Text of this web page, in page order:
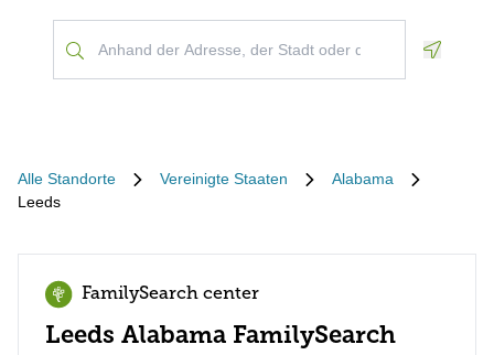
Alle Standorte Vereinigte Staaten
Alabama
Leeds
FamilySearch center
Leeds Alabama FamilySearch